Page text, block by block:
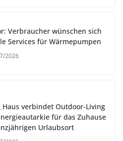
Verbraucher wünschen sich
Services für Wärmepumpen
2026
Haus verbindet Outdoor-Living
für das Zuhause
Urlaubsort